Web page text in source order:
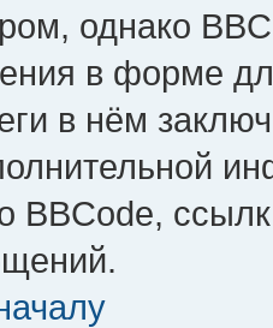
однако
в форме
в нём
BBCode,